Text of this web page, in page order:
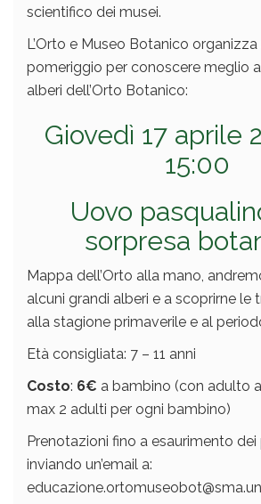
scientifico dei musei.
L’Orto e Museo Botanico
pomeriggio per conoscere meglio
alberi dell’Orto Botanico:
Giovedì 17 aprile
15:00
Uovo
sorpresa
Mappa dell’Orto alla mano,
alcuni grandi alberi e a scoprirne le
alla stagione primaverile e al
Età consigliata: 7 – 11 anni
Costo: 6€ a bambino (con adulto
max 2 adulti per ogni bambino)
Prenotazioni fino a esaurimento
inviando un’email a: